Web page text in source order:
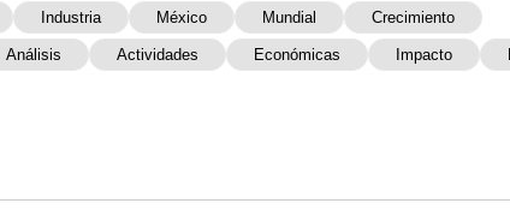
Industria México Mundial Crecimiento
Análisis Actividades Económicas Impacto